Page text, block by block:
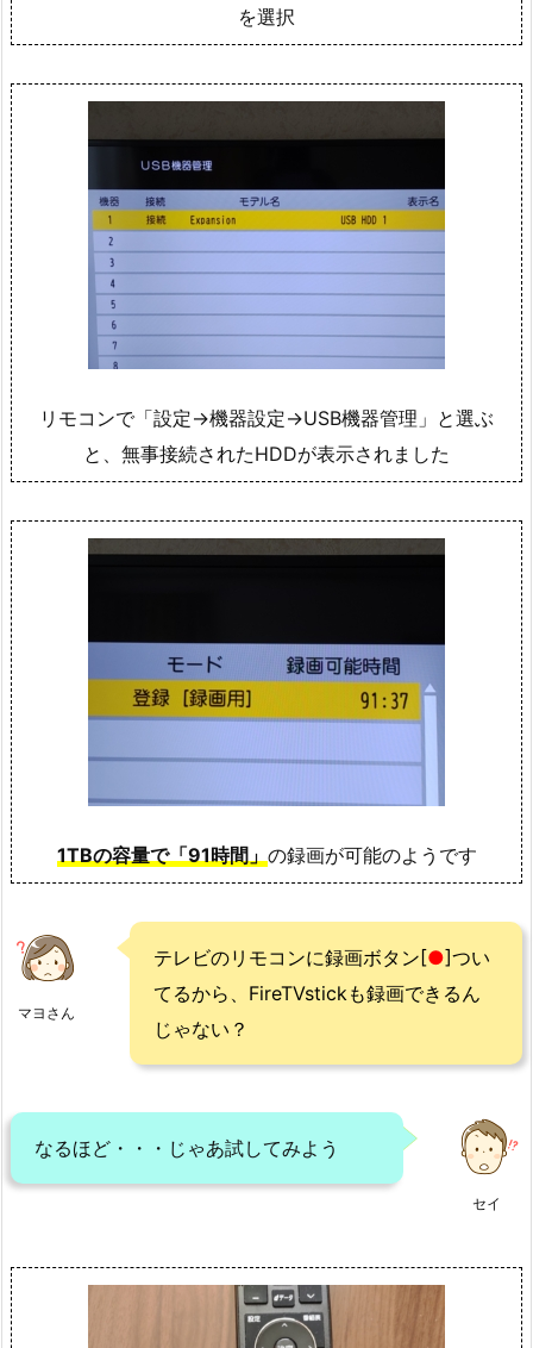
を選択
リモコンで「設定→機器設定→USB機器管理」と選ぶ
と、無事接続されたHDDが表示されました
1TBの容量で「91時間」の録画が可能のようです
マヨさん
テレビのリモコンに録画ボタン[●]つい
てるから、FireTVstickも録画できるん
じゃない？
セイ
なるほど・・・じゃあ試してみよう